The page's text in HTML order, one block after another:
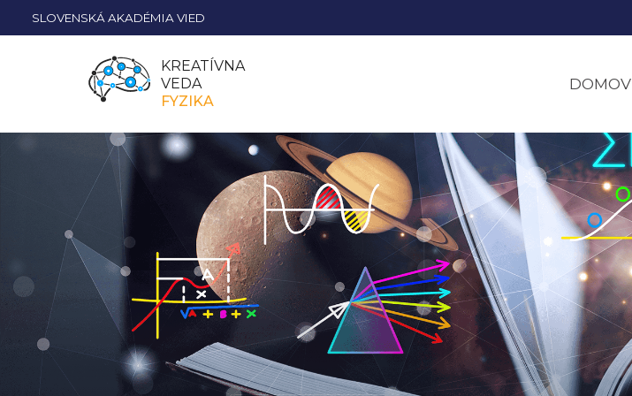
KREATÍVNA
VEDA
FYZIKA
DOMOV
SLOVENSKÁ AKADÉMIA VIED